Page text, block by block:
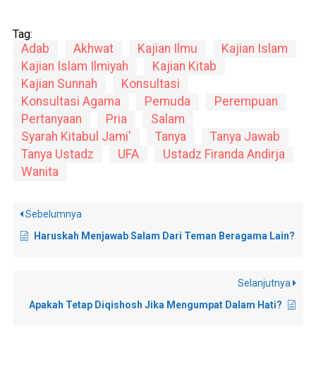
Tag:
Adab Akhwat Kajian Ilmu
Kajian Islam
Kajian Islam Ilmiyah
Kajian Kitab
Kajian Sunnah
Konsultasi
Konsultasi Agama
Pemuda
Perempuan
Pertanyaan
Pria
Salam
Syarah Kitabul Jami'
Tanya
Tanya Jawab
Tanya Ustadz
UFA
Ustadz Firanda Andirja
Wanita
Sebelumnya
Haruskah Menjawab Salam Dari Teman Beragama Lain?
Selanjutnya
Apakah Tetap Diqishosh Jika Mengumpat Dalam Hati?